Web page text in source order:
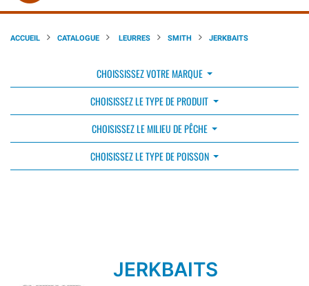
ACCUEIL CATALOGUE LEURRES SMITH JERKBAITS
CHOISSISSEZ VOTRE MARQUE
CHOISISSEZ LE TYPE DE PRODUIT
CHOISISSEZ LE MILIEU DE PÊCHE
CHOISISSEZ LE TYPE DE POISSON
JERKBAITS